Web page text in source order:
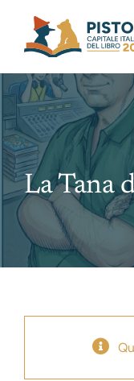
content
Pistoia per la
Eventi
Mostre
Governance
La Tana